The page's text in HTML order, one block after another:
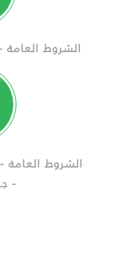
الشروط العامة
الشروط العامة
-